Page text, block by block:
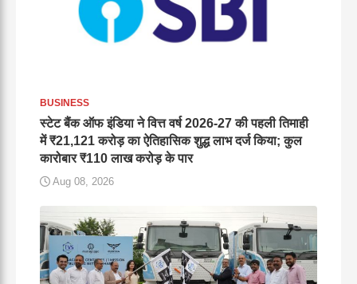
BUSINESS
स्टेट बैंक ऑफ इंडिया ने वित्त वर्ष 2026-27 की पहली तिमाही
में ₹21,121 करोड़ का ऐतिहासिक शुद्ध लाभ दर्ज किया; कुल
कारोबार ₹110 लाख करोड़ के पार
Aug 08, 2026